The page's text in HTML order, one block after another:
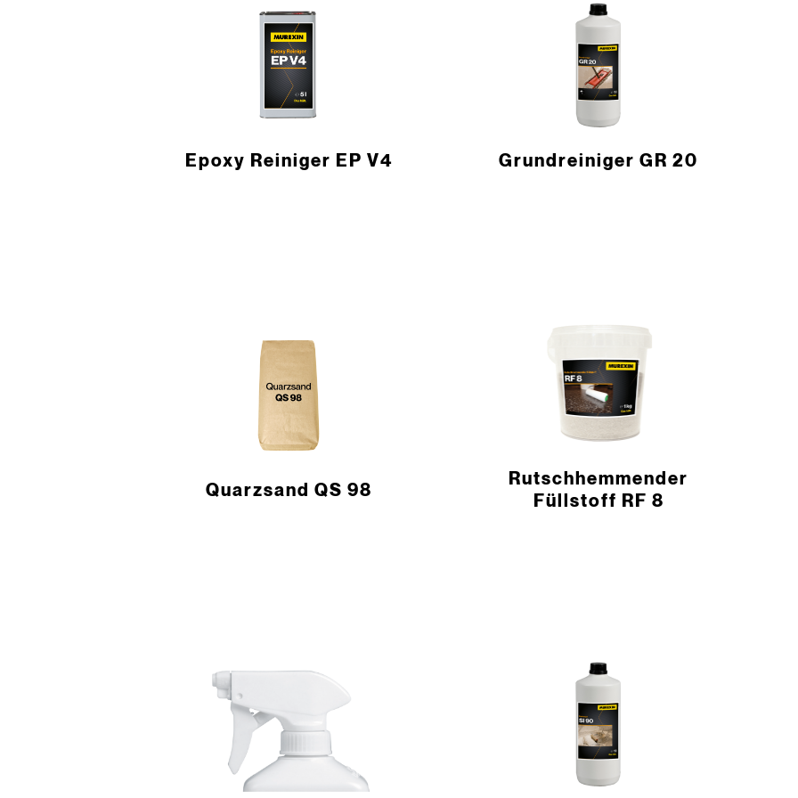
Epoxy Reiniger EP V4 Grundreiniger GR 20
Quarzsand QS 98
Rutschhemmender
Füllstoff RF 8